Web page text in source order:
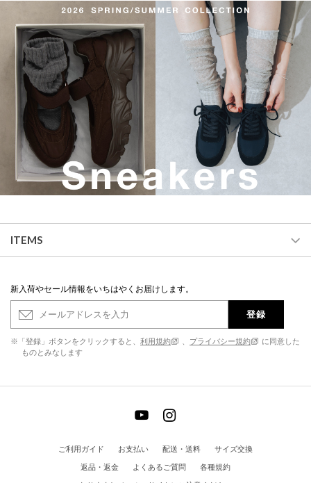
ITEMS
新入荷やセール情報をいちはやくお届けします。
登録
※「登録」ボタンをクリックすると、 利用規約 プライバシー規約
に同意した
ものとみなします
ご利用ガイド お支払い 配送・送料
サイズ交換
返品・返金
よくあるご質問
各種規約